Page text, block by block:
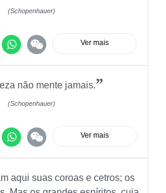
(Schopenhauer)
Ver mais
não mente jamais.”
(Schopenhauer)
Ver mais
aqui suas coroas e cetros; os